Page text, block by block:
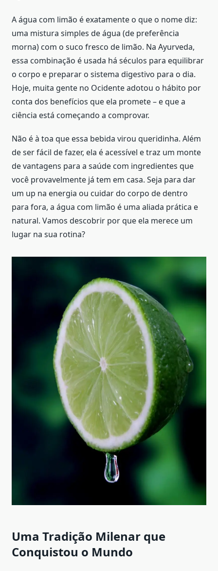
A água com limão é exatamente o que o nome diz:
uma mistura simples de água (de preferência
morna) com o suco fresco de limão. Na Ayurveda,
essa combinação é usada há séculos para equilibrar
o corpo e preparar o sistema digestivo para o dia.
Hoje, muita gente no Ocidente adotou o hábito por
conta dos benefícios que ela promete – e que a
ciência está começando a comprovar.
Não é à toa que essa bebida virou queridinha. Além
de ser fácil de fazer, ela é acessível e traz um monte
de vantagens para a saúde com ingredientes que
você provavelmente já tem em casa. Seja para dar
um up na energia ou cuidar do corpo de dentro
para fora, a água com limão é uma aliada prática e
natural. Vamos descobrir por que ela merece um
lugar na sua rotina?
Uma Tradição Milenar que
Conquistou o Mundo